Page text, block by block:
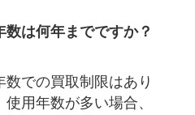
数は何年までですか？
数での買取制限はあり
用年数が多い場合、